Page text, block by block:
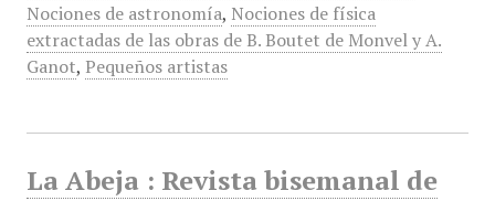
Nociones de astronomía, Nociones de física
extractadas de las obras de B. Boutet de Monvel y A.
Ganot, Pequeños artistas
La Abeja : Revista bisemanal de